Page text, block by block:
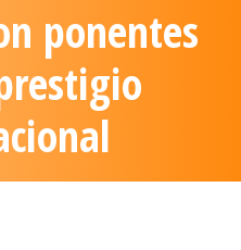
ponentes